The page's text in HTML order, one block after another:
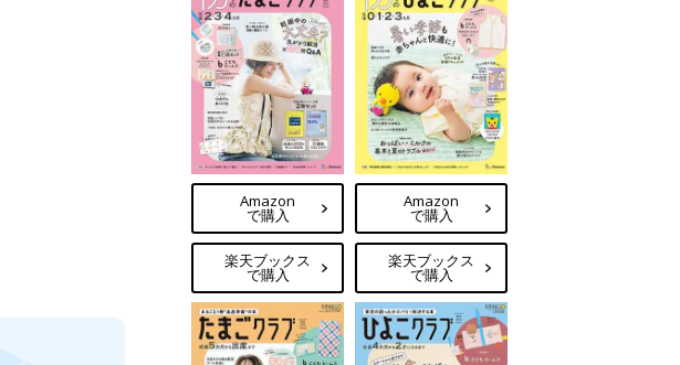
Amazon
で購入
楽天ブックス
で購入
Amazon
で購入
楽天ブックス
で購入